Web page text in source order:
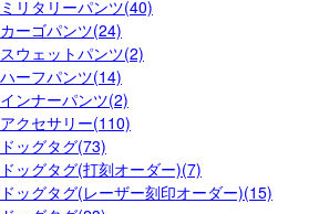
ミリタリーパンツ(40)
カーゴパンツ(24)
スウェットパンツ(2)
ハーフパンツ(14)
インナーパンツ(2)
アクセサリー(110)
ドッグタグ(73)
ドッグタグ(打刻オーダー)(7)
ドッグタグ(レーザー刻印オーダー)(15)